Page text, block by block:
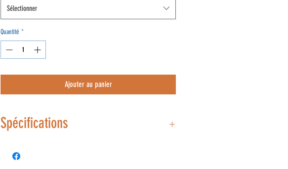
Sélectionner
Quantité *
Ajouter au panier
Spécifications
6,18" de LARGE x 8" de LONG